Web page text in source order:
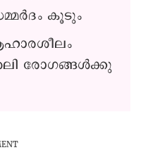
കൂടും
രോഗങ്ങൾക്കു